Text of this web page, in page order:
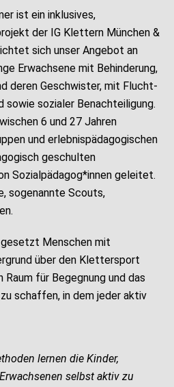
ist ein inklusives,
der IG Klettern München &
sich unser Angebot an
Erwachsene mit Behinderung,
deren Geschwister, mit Flucht-
sowie sozialer Benachteiligung.
6 und 27 Jahren
und erlebnispädagogischen
geschulten
Sozialpädagog*innen geleitet.
sogenannte Scouts,
gesetzt Menschen mit
über den Klettersport
Raum für Begegnung und das
schaffen, in dem jeder aktiv
lernen die Kinder,
selbst aktiv zu